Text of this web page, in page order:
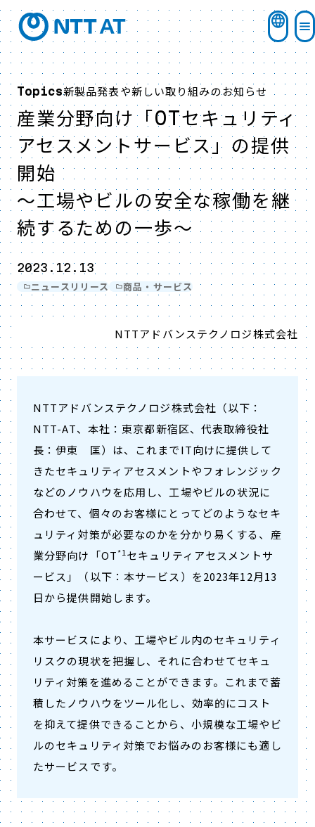
Topics新製品発表や新しい取り組みのお知らせ
産業分野向け「OTセキュリティ
アセスメントサービス」の提供
開始
～工場やビルの安全な稼働を継
続するための一歩～
2023.12.13
ニュースリリース
商品・サービス
NTTアドバンステクノロジ株式会社
NTTアドバンステクノロジ株式会社（以下：
NTT-AT、本社：東京都新宿区、代表取締役社
長：伊東 匡）は、これまでIT向けに提供して
きたセキュリティアセスメントやフォレンジック
などのノウハウを応用し、工場やビルの状況に
合わせて、個々のお客様にとってどのようなセキ
ュリティ対策が必要なのかを分かり易くする、産
業分野向け「OT*1セキュリティアセスメントサ
ービス」（以下：本サービス）を2023年12月13
日から提供開始します。
本サービスにより、工場やビル内のセキュリティ
リスクの現状を把握し、それに合わせてセキュ
リティ対策を進めることができます。これまで蓄
積したノウハウをツール化し、効率的にコスト
を抑えて提供できることから、小規模な工場やビ
ルのセキュリティ対策でお悩みのお客様にも適し
たサービスです。